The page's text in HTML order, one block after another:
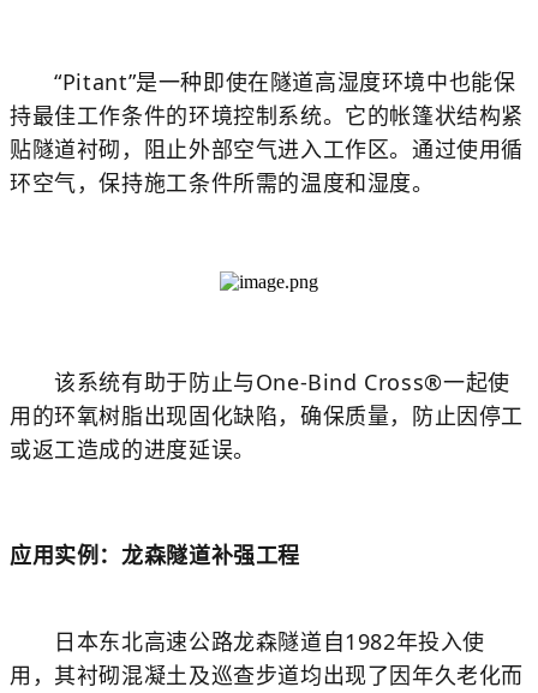
“Pitant”是一种即使在隧道高湿度环境中也能保
持最佳工作条件的环境控制系统。它的帐篷状结构紧
贴隧道衬砌，阻止外部空气进入工作区。通过使用循
环空气，保持施工条件所需的温度和湿度。
该系统有助于防止与One-Bind Cross®一起使
用的环氧树脂出现固化缺陷，确保质量，防止因停工
或返工造成的进度延误。
应用实例：龙森隧道补强工程
日本东北高速公路龙森隧道自1982年投入使
用，其衬砌混凝土及巡查步道均出现了因年久老化而